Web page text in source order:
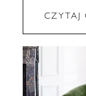
CZYTAJ